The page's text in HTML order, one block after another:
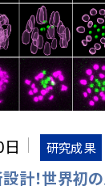
研究成果
計！世界初